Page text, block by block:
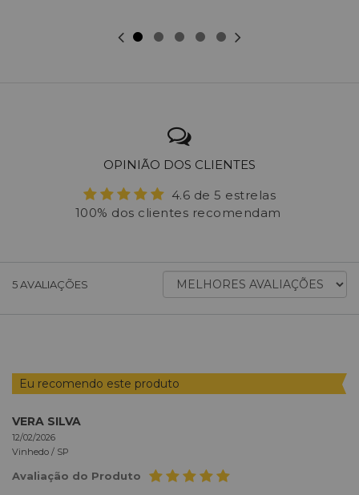
OPINIÃO DOS CLIENTES
4.6 de 5 estrelas
100% dos clientes recomendam
5AVALIAÇÕES
ORDENAR
AVALIAÇÕES
Eu recomendo este produto
VERA SILVA
12/02/2026
Vinhedo / SP
Avaliação do Produto